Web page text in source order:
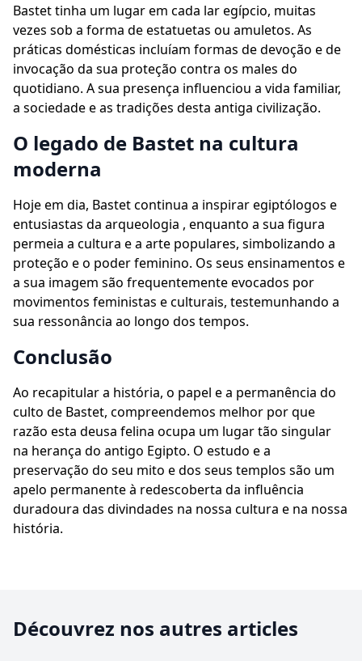
Bastet tinha um lugar em cada lar egípcio, muitas
vezes sob a forma de estatuetas ou amuletos. As
práticas domésticas incluíam formas de devoção e de
invocação da sua proteção contra os males do
quotidiano. A sua presença influenciou a vida familiar,
a sociedade e as tradições desta antiga civilização.
O legado de Bastet na cultura
moderna
Hoje em dia, Bastet continua a inspirar egiptólogos e
entusiastas da arqueologia , enquanto a sua figura
permeia a cultura e a arte populares, simbolizando a
proteção e o poder feminino. Os seus ensinamentos e
a sua imagem são frequentemente evocados por
movimentos feministas e culturais, testemunhando a
sua ressonância ao longo dos tempos.
Conclusão
Ao recapitular a história, o papel e a permanência do
culto de Bastet, compreendemos melhor por que
razão esta deusa felina ocupa um lugar tão singular
na herança do antigo Egipto. O estudo e a
preservação do seu mito e dos seus templos são um
apelo permanente à redescoberta da influência
duradoura das divindades na nossa cultura e na nossa
história.
Découvrez nos autres articles